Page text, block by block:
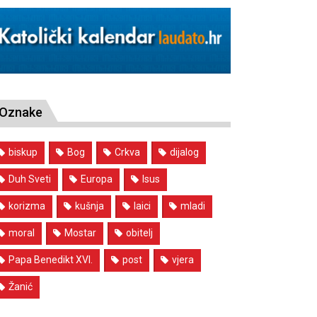
Oznake
biskup Bog Crkva dijalog
Duh Sveti Europa Isus
korizma kušnja laici mladi
moral Mostar obitelj
Papa Benedikt XVI. post vjera
Žanić